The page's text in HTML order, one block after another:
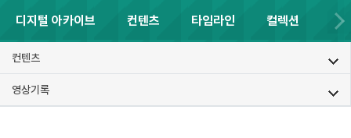
디지털 아카이브 컨텐츠 타임라인 컬렉션
컨텐츠
영상기록